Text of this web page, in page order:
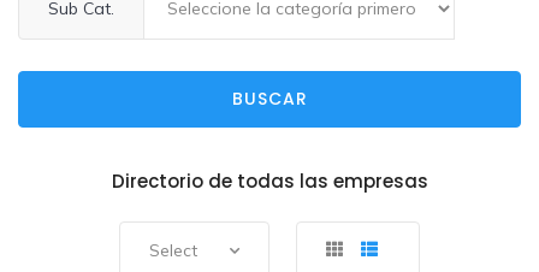
Sub Cat.
BUSCAR
Directorio de todas las empresas
Select